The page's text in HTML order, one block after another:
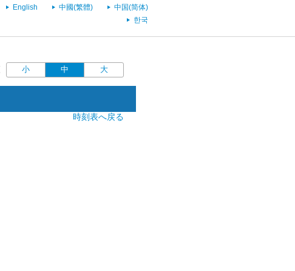
English 中國(繁體)
中国(简体)
한국
小 中 大
時刻表へ戻る